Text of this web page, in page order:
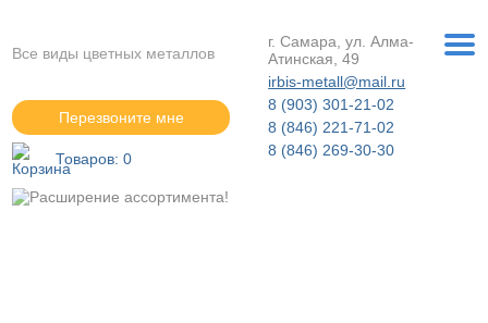
Все виды цветных металлов
г. Самара, ул. Алма-
Атинская, 49
irbis-metall@mail.ru
8 (903) 301-21-02
8 (846) 221-71-02
8 (846) 269-30-30
Перезвоните мне
Товаров:0